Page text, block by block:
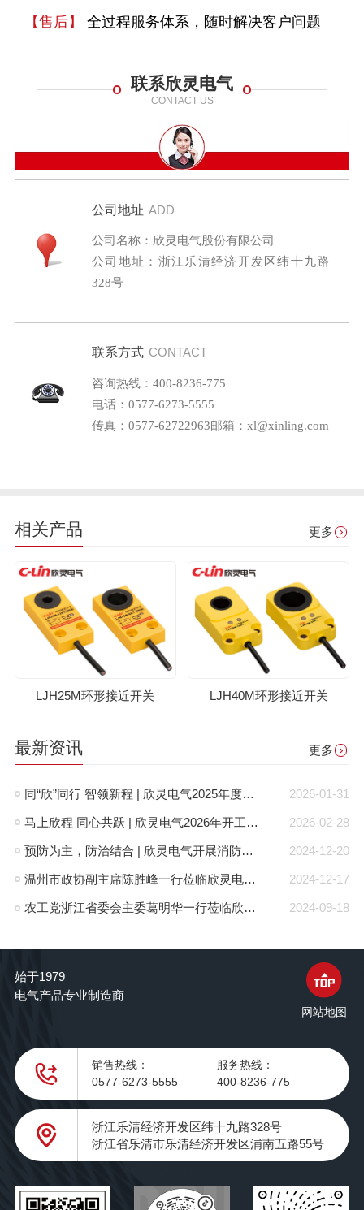
【售后】 全过程服务体系，随时解决客户问题
联系欣灵电气
CONTACT US
公司地址 ADD
公司名称：欣灵电气股份有限公司
公司地址：浙江乐清经济开发区纬十九路
328号
联系方式 CONTACT
咨询热线：400-8236-775
电话：0577-6273-5555
传真：0577-62722963邮箱：xl@xinling.com
相关产品 更多
LJH25M环形接近开关 LJH40M环形接近开关
最新资讯 更多
2026-01-31
同“欣”同行 智领新程 | 欣灵电气2025年度表彰总结大会暨新年酒会成功举办！
2026-02-28
马上欣程 同心共跃 | 欣灵电气2026年开工大吉！
2024-12-20
预防为主，防治结合 | 欣灵电气开展消防应急预案演练活动
2024-12-17
温州市政协副主席陈胜峰一行莅临欣灵电气调研指导
2024-09-18
农工党浙江省委会主委葛明华一行莅临欣灵电气考察调研
始于1979
电气产品专业制造商
网站地图
销售热线：
0577-6273-5555
服务热线：
400-8236-775
浙江乐清经济开发区纬十九路328号
浙江省乐清市乐清经济开发区浦南五路55号